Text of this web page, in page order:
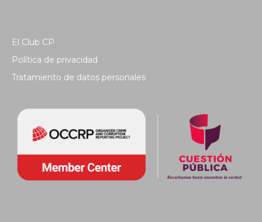
El Club CP
Política de privacidad
Tratamiento de datos personales